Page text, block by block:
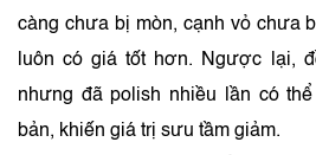
càng chưa bị mòn, cạnh vỏ chưa
luôn có giá tốt hơn. Ngược lại,
nhưng đã polish nhiều lần có
bản, khiến giá trị sưu tầm giảm.